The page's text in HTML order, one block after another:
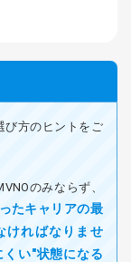
び方のヒントをご
のみならず、
たキャリアの最
ければなりませ
くい"状態になる